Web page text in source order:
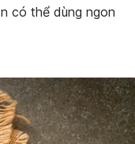
có thể dùng ngon